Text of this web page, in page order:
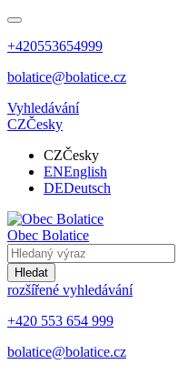
+420553654999
bolatice@bolatice.cz
Vyhledávání
CZČesky
CZČesky
ENEnglish
DEDeutsch
Obec Bolatice
Hledat
rozšířené vyhledávání
+420 553 654 999
bolatice@bolatice.cz